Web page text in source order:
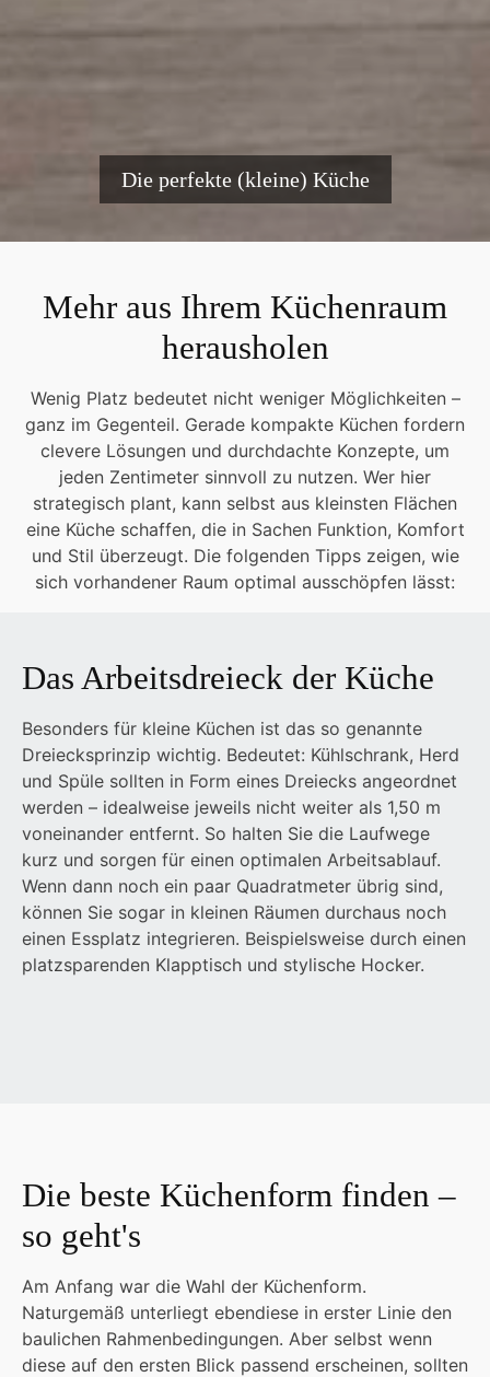
Die perfekte (kleine) Küche
Mehr aus Ihrem Küchenraum
herausholen
Wenig Platz bedeutet nicht weniger Möglichkeiten –
ganz im Gegenteil. Gerade kompakte Küchen fordern
clevere Lösungen und durchdachte Konzepte, um
jeden Zentimeter sinnvoll zu nutzen. Wer hier
strategisch plant, kann selbst aus kleinsten Flächen
eine Küche schaffen, die in Sachen Funktion, Komfort
und Stil überzeugt. Die folgenden Tipps zeigen, wie
sich vorhandener Raum optimal ausschöpfen lässt:
Das Arbeitsdreieck der Küche
Besonders für kleine Küchen ist das so genannte
Dreiecksprinzip wichtig. Bedeutet: Kühlschrank, Herd
und Spüle sollten in Form eines Dreiecks angeordnet
werden – idealweise jeweils nicht weiter als 1,50 m
voneinander entfernt. So halten Sie die Laufwege
kurz und sorgen für einen optimalen Arbeitsablauf.
Wenn dann noch ein paar Quadratmeter übrig sind,
können Sie sogar in kleinen Räumen durchaus noch
einen Essplatz integrieren. Beispielsweise durch einen
platzsparenden Klapptisch und stylische Hocker.
Die beste Küchenform finden –
so geht's
Am Anfang war die Wahl der Küchenform.
Naturgemäß unterliegt ebendiese in erster Linie den
baulichen Rahmenbedingungen. Aber selbst wenn
diese auf den ersten Blick passend erscheinen, sollten